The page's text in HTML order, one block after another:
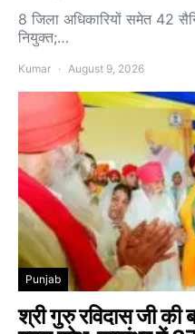
8 जिला अधिकारियों समेत 42
नियुक्त;…
Kumar August 9, 2026
Punjab
श्री गुरु रविदास जी की